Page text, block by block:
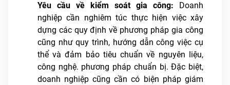
Yêu cầu về kiểm soát gia công: Doanh
nghiệp cần nghiêm túc thực hiện việc xây
dựng các quy định về phương pháp gia công
cũng như quy trình, hướng dẫn công việc cụ
thể và đảm bảo tiêu chuẩn về nguyên liệu,
công nghệ. phương pháp chuẩn bị. Đặc biệt,
doanh nghiệp cũng cần có biện pháp giám